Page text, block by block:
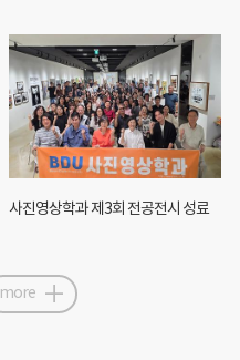
사진영상학과 제3회 전공전시 성료
more